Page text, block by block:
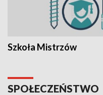
Szkoła Mistrzów
SPOŁECZEŃSTWO